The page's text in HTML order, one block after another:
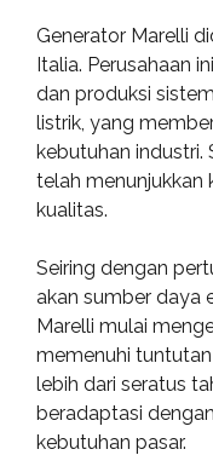
Generator Marelli
Italia. Perusahaan
dan produksi
listrik, yang
kebutuhan industri.
telah menunjukkan
kualitas.
Seiring dengan
akan sumber daya
Marelli mulai
memenuhi
lebih dari seratus
beradaptasi
kebutuhan pasar.